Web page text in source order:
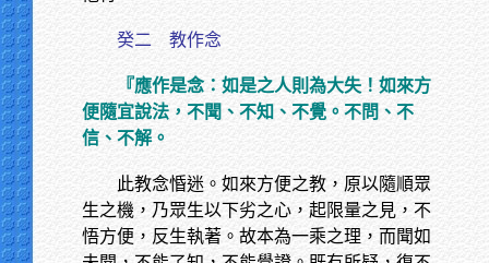
癸二 教作念
『應作是念：如是之人則為大失！如來方
便隨宜說法，不聞、不知、不覺。不問、不
信、不解。
此教念惛迷。如來方便之教，原以隨順眾
生之機，乃眾生以下劣之心，起限量之見，不
悟方便，反生執著。故本為一乘之理，而聞如